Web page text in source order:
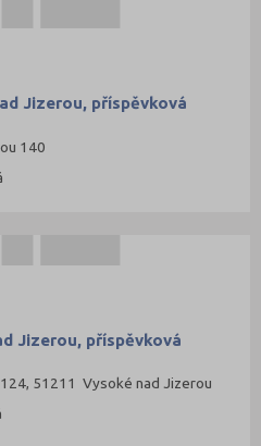
Jizerou, příspěvková
140
Jizerou, příspěvková
51211 Vysoké nad Jizerou